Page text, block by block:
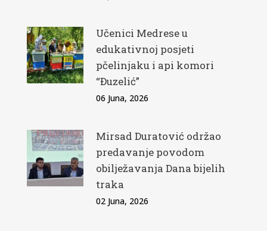
Učenici Medrese u
edukativnoj posjeti
pčelinjaku i api komori
“Đuzelić”
06 Juna, 2026
Mirsad Duratović održao
predavanje povodom
obilježavanja Dana bijelih
traka
02 Juna, 2026